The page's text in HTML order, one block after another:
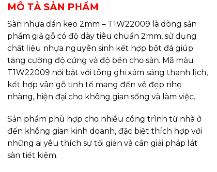
MÔ TẢ SẢN PHẨM
Sàn nhựa dán keo 2mm – T1W22009 là dòng sản
phẩm giả gỗ có độ dày tiêu chuẩn 2mm, sử dụng
chất liệu nhựa nguyên sinh kết hợp bột đá giúp
tăng cường độ cứng và độ bền cho sàn. Mã màu
T1W22009 nổi bật với tông ghi xám sáng thanh lịch,
kết hợp vân gỗ tinh tế mang đến vẻ đẹp nhẹ
nhàng, hiện đại cho không gian sống và làm việc.
Sản phẩm phù hợp cho nhiều công trình từ nhà ở
đến không gian kinh doanh, đặc biệt thích hợp với
những ai yêu thích sự tối giản và cần giải pháp lát
sàn tiết kiệm.